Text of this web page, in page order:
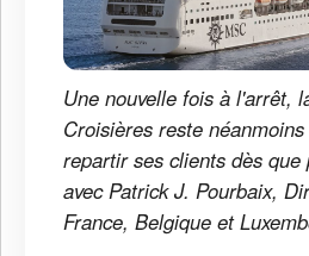
Une nouvelle fois à l'arrêt,
Croisières reste
repartir ses clients dès
avec Patrick J. Pourbaix,
France, Belgique et